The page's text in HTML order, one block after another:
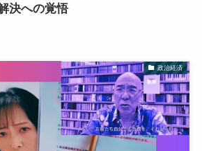
決への覚悟
政治経済